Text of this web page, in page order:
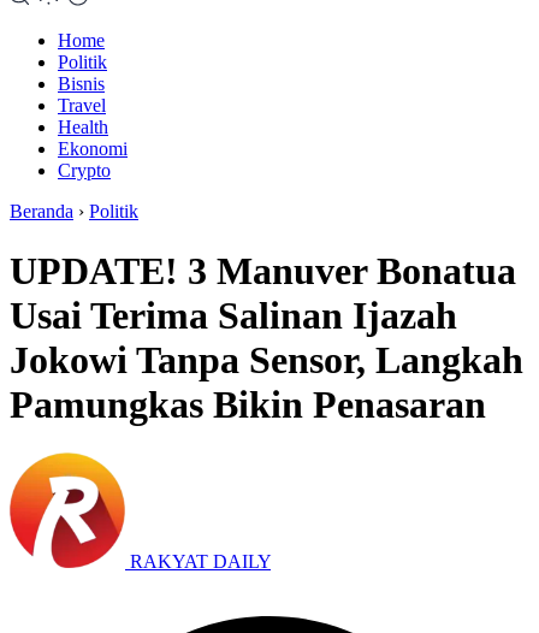
Home
Politik
Bisnis
Travel
Health
Ekonomi
Crypto
Beranda › Politik
UPDATE! 3 Manuver Bonatua
Usai Terima Salinan Ijazah
Jokowi Tanpa Sensor, Langkah
Pamungkas Bikin Penasaran
RAKYAT DAILY